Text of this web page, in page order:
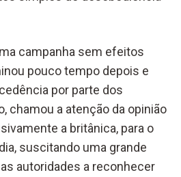
campanha sem efeitos
pouco tempo depois e
por parte dos
chamou a atenção da opinião
a britânica, para o
suscitando uma grande
autoridades a reconhecer